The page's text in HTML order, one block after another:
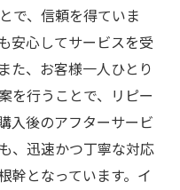
で、信頼を得ていま
安心してサービスを受
た、お客様一人ひとり
を行うことで、リピー
入後のアフターサービ
、迅速かつ丁寧な対応
幹となっています。イ